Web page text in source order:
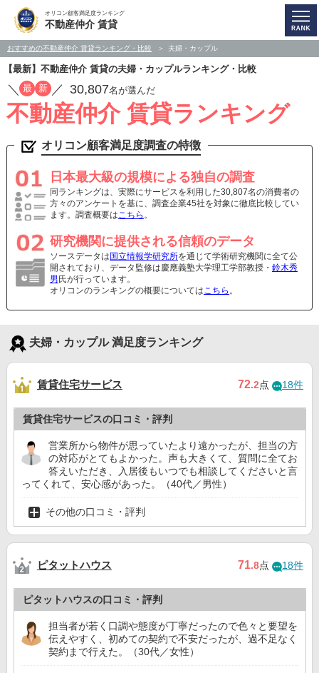
オリコン顧客満足度ランキング
不動産仲介 賃貸
おすすめの不動産仲介 賃貸ランキング・比較 夫婦・カップル
【最新】不動産仲介 賃貸の夫婦・カップルランキング・比較
／ 最 新 ／ 30,807名が選んだ
不動産仲介 賃貸ランキング
オリコン顧客満足度調査の特徴
日本最大級の規模による独自の調査
同ランキングは、実際にサービスを利用した30,807名の消費者の
方々のアンケートを基に、調査企業45社を対象に徹底比較してい
ます。調査概要はこちら 。
研究機関に提供される信頼のデータ
ソースデータは 国立情報学研究所を通じて学術研究機関に全て公
開されており、データ監修は慶應義塾大学理工学部教授・ 鈴木秀
男 氏が行っています。
オリコンのランキングの概要についてはこちら 。
夫婦・カップル 満足度ランキング
賃貸住宅サービス 72.2点 18件
賃貸住宅サービスの口コミ・評判
営業所から物件が思っていたより遠かったが、担当の方
の対応がとてもよかった。声も大きくて、質問に全てお
答えいただき、入居後もいつでも相談してくださいと言
ってくれて、安心感があった。（40代／男性）
その他の口コミ・評判
ピタットハウス 71.8点 18件
ピタットハウスの口コミ・評判
担当者が若く口調や態度が丁寧だったので色々と要望を
伝えやすく、初めての契約で不安だったが、過不足なく
契約まで行えた。（30代／女性）